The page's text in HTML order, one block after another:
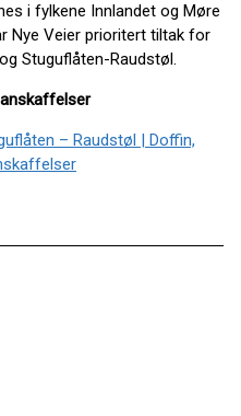
i fylkene Innlandet og Møre
Nye Veier prioritert tiltak for
Stuguflåten-Raudstøl.
– Raudstøl | Doffin,